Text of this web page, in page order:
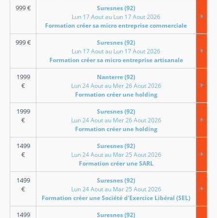
999€
Suresnes (92)
Lun 17 Aout au Lun 17 Aout 2026
Formation créer sa micro entreprise commerciale
999€
Suresnes (92)
Lun 17 Aout au Lun 17 Aout 2026
Formation créer sa micro entreprise artisanale
1999
€
Nanterre (92)
Lun 24 Aout au Mer 26 Aout 2026
Formation créer une holding
1999
€
Suresnes (92)
Lun 24 Aout au Mer 26 Aout 2026
Formation créer une holding
1499
€
Suresnes (92)
Lun 24 Aout au Mar 25 Aout 2026
Formation créer une SARL
1499
€
Suresnes (92)
Lun 24 Aout au Mar 25 Aout 2026
Formation créer une Société d'Exercice Libéral (SEL)
1499 Suresnes (92)